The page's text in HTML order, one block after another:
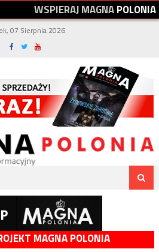
WSPIERAJMAGNAPOLONIA
07 Sierpnia 2026
MAGNA POLONIA